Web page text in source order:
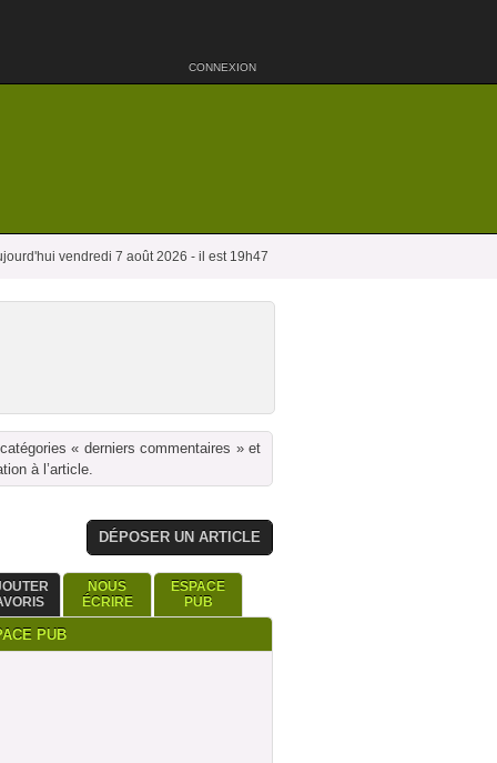
CONNEXION
vendredi 7 août 2026 - il est 19h47
« derniers commentaires » et
à l’article.
DÉPOSER UN ARTICLE
NOUS
ÉCRIRE
ESPACE
PUB
PUB